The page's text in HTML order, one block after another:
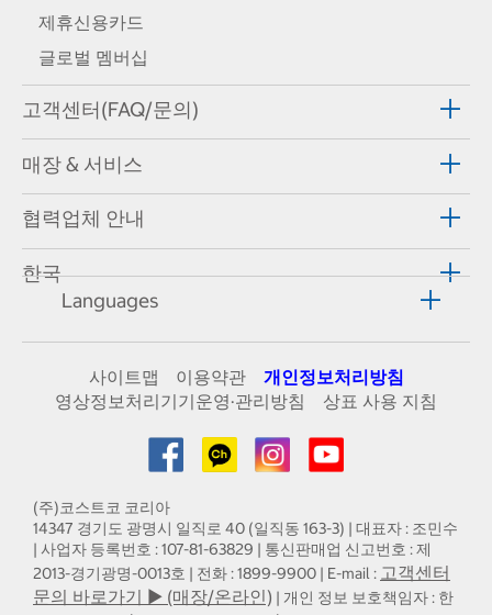
제휴신용카드
글로벌 멤버십
고객센터(FAQ/문의)
매장 & 서비스
협력업체 안내
한국
Languages
사이트맵 이용약관
개인정보처리방침
영상정보처리기기운영·관리방침
상표 사용 지침
(주)코스트코 코리아
14347 경기도 광명시 일직로 40 (일직동 163-3) | 대표자 : 조민수
| 사업자 등록번호 : 107-81-63829 | 통신판매업 신고번호 : 제
2013-경기광명-0013호 | 전화 : 1899-9900 | E-mail : 고객센터
문의 바로가기 ▶ (매장/온라인) | 개인 정보 보호책임자 : 한